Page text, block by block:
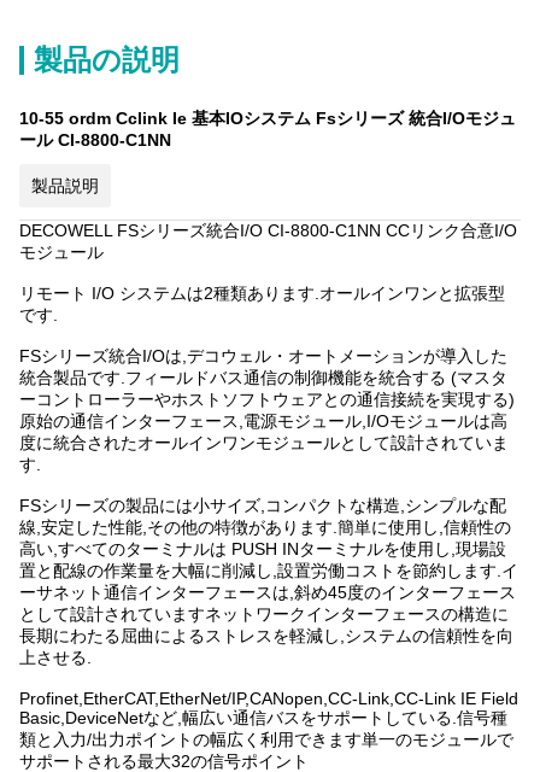
製品の説明
10-55 ordm Cclink Ie 基本IOシステム Fsシリーズ 統合I/Oモジュ
ール CI-8800-C1NN
製品説明
DECOWELL FSシリーズ統合I/O CI-8800-C1NN CCリンク合意I/O
モジュール
リモート I/O システムは2種類あります.オールインワンと拡張型
です.
FSシリーズ統合I/Oは,デコウェル・オートメーションが導入した
統合製品です.フィールドバス通信の制御機能を統合する (マスタ
ーコントローラーやホストソフトウェアとの通信接続を実現する)
原始の通信インターフェース,電源モジュール,I/Oモジュールは高
度に統合されたオールインワンモジュールとして設計されていま
す.
FSシリーズの製品には小サイズ,コンパクトな構造,シンプルな配
線,安定した性能,その他の特徴があります.簡単に使用し,信頼性の
高い,すべてのターミナルは PUSH INターミナルを使用し,現場設
置と配線の作業量を大幅に削減し,設置労働コストを節約します.イ
ーサネット通信インターフェースは,斜め45度のインターフェース
として設計されていますネットワークインターフェースの構造に
長期にわたる屈曲によるストレスを軽減し,システムの信頼性を向
上させる.
Profinet,EtherCAT,EtherNet/IP,CANopen,CC-Link,CC-Link IE Field
Basic,DeviceNetなど,幅広い通信バスをサポートしている.信号種
類と入力/出力ポイントの幅広く利用できます単一のモジュールで
サポートされる最大32の信号ポイント